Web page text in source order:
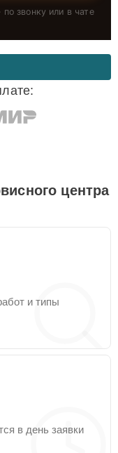
звонку или в чате
центра
и типы
в день заявки